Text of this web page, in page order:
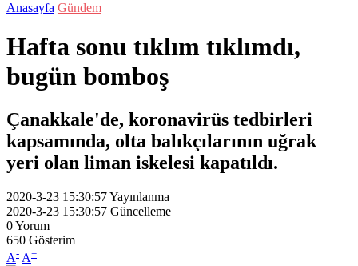
Anasayfa Gündem
Hafta sonu tıklım tıklımdı,
bugün bomboş
Çanakkale'de, koronavirüs tedbirleri
kapsamında, olta balıkçılarının uğrak
yeri olan liman iskelesi kapatıldı.
2020-3-23 15:30:57Yayınlanma
2020-3-23 15:30:57 Güncelleme
0Yorum
650 Gösterim
A- A+